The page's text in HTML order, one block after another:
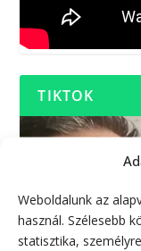
Weboldalunk az
használ. Szélesebb
statisztika,
TIKTOK